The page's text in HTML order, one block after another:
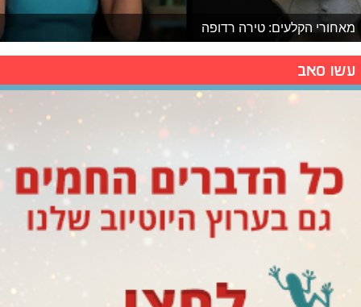
מאחורי הקלעים: טירה רדופה
עשו סאב